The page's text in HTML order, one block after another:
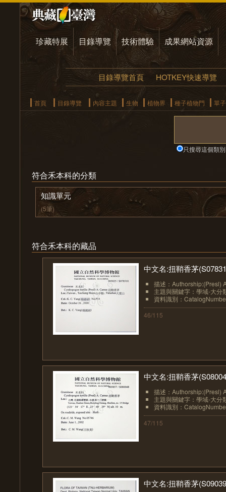
珍藏特展 目錄導覽 技術體驗 成果網站資源
目錄導覽首頁 HOTKEY快速導覽
首頁 目錄導覽 內容主題 生物 植物界 種子植物門 單
只搜尋這個類別
符合禾本科的分類
知識單元
(5筆)
符合禾本科的藏品
中文名:扭鞘香茅
描述：Authorship:(Presl)
主題與關鍵字：學域-大分
資料識別：
46/115
中文名:扭鞘香茅
描述：Authorship:(Presl)
主題與關鍵字：學域-大分
資料識別：
47/115
中文名:扭鞘香茅